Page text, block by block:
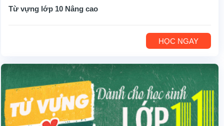
Từ vựng lớp 10 Nâng cao
HỌC NGAY